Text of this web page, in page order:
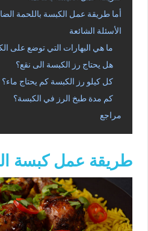
أما طريقة عمل الكبسة باللحمة
الأسئلة الشائعة
ما هي البهارات التي توضع على
هل يحتاج رز الكبسة الى نقع؟
كل كيلو رز الكبسة كم يحتاج ماء؟
كم مدة طبخ الرز في الكبسة؟
مراجع
طريقة عمل كبسة